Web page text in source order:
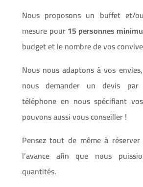
Nous proposons un buffet et/
mesure pour15 personnes
budget et le nombre de vos
Nous nous adaptons à vos
nous demander un devis
téléphone en nous spécifiant
pouvons aussi vous conseiller !
Pensez tout de même à
l’avance afin que nous
quantités.